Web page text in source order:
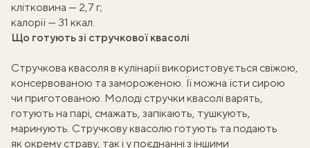
клітковина — 2,7 г;
калорії — 31 ккал.
Що готують зі стручкової квасолі
Стручкова квасоля в кулінарії використовується свіжою,
консервованою та замороженою. Її можна їсти сирою
чи приготованою. Молоді стручки квасолі варять,
готують на парі, смажать, запікають, тушкують,
маринують. Стручкову квасолю готують та подають
як окрему страву, так і у поєднанні з іншими